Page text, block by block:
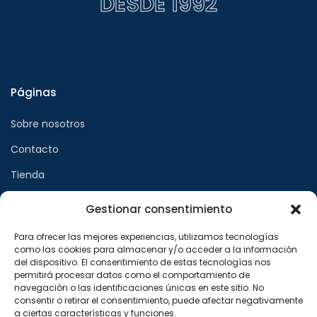
Gestionar consentimiento
Para ofrecer las mejores experiencias, utilizamos tecnologías
como las cookies para almacenar y/o acceder a la información
del dispositivo. El consentimiento de estas tecnologías nos
permitirá procesar datos como el comportamiento de
navegación o las identificaciones únicas en este sitio. No
consentir o retirar el consentimiento, puede afectar negativamente
a ciertas características y funciones.
Páginas
Sobre nosotros
Contacto
Tienda
Aviso legal
Política de privacidad
Política de cookies